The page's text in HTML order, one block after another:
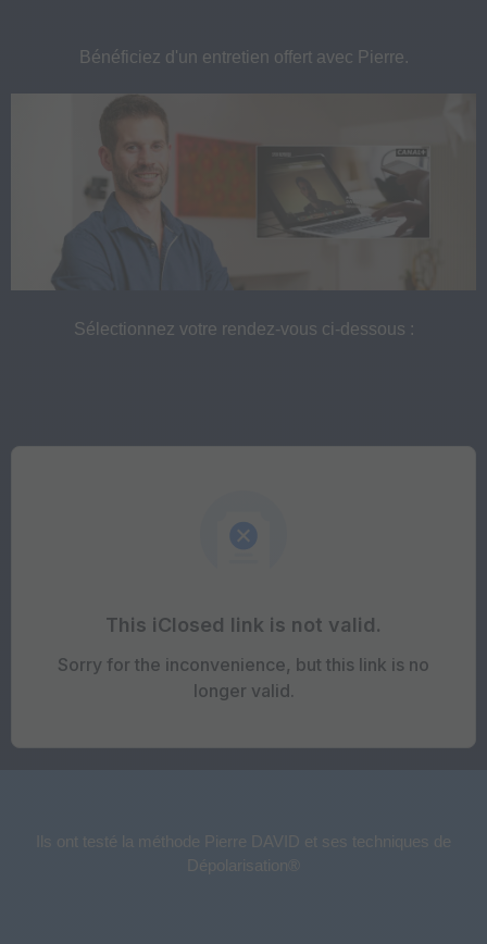
Bénéficiez d'un entretien offert avec Pierre.
Sélectionnez votre rendez-vous ci-dessous :
Ils ont testé la méthode Pierre DAVID et ses techniques de
Dépolarisation®